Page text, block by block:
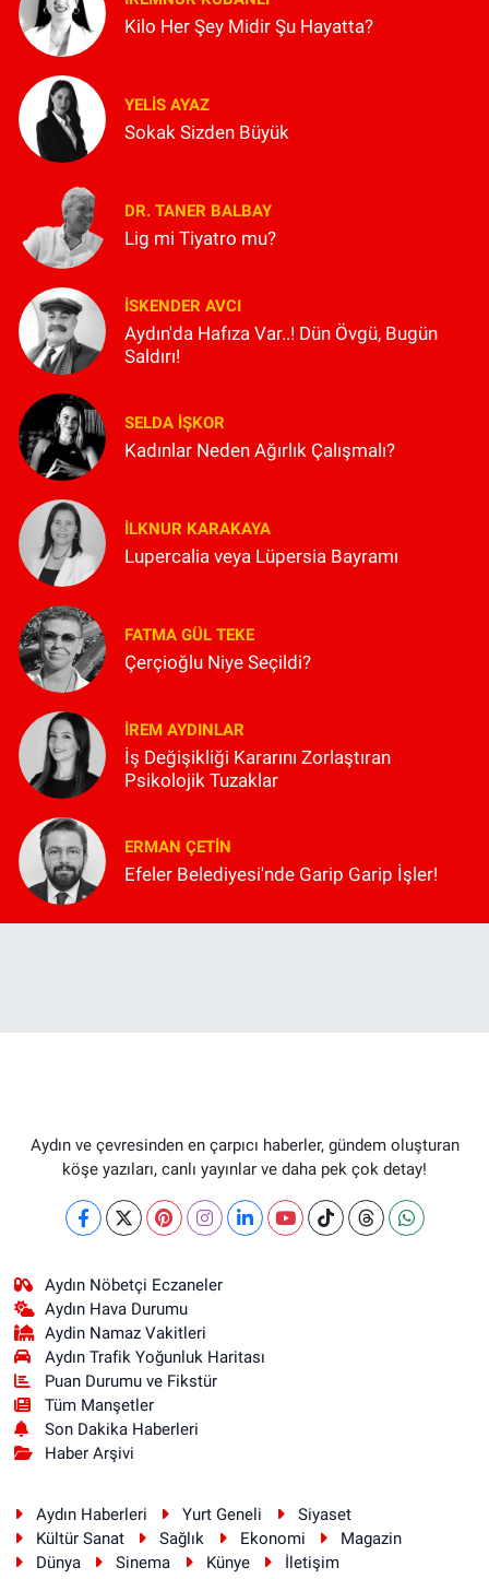
Kilo Her Şey Midir Şu Hayatta?
YELIS AYAZ
Sokak Sizden Büyük
DR. TANER BALBAY
Lig mi Tiyatro mu?
İSKENDER AVCI
Aydın'da Hafıza Var..! Dün Övgü, Bugün
Saldırı!
SELDA İŞKOR
Kadınlar Neden Ağırlık Çalışmalı?
İLKNUR KARAKAYA
Lupercalia veya Lüpersia Bayramı
FATMA GÜL TEKE
Çerçioğlu Niye Seçildi?
İREM AYDINLAR
İş Değişikliği Kararını Zorlaştıran
Psikolojik Tuzaklar
ERMAN ÇETIN
Efeler Belediyesi'nde Garip Garip İşler!
Aydın ve çevresinden en çarpıcı haberler, gündem oluşturan
köşe yazıları, canlı yayınlar ve daha pek çok detay!
Aydın Nöbetçi Eczaneler
Aydın Hava Durumu
Aydin Namaz Vakitleri
Aydın Trafik Yoğunluk Haritası
Puan Durumu ve Fikstür
Tüm Manşetler
Son Dakika Haberleri
Haber Arşivi
Aydın Haberleri Yurt Geneli
Siyaset
Kültür Sanat
Sağlık Ekonomi
Magazin
Dünya
Sinema Künye
İletişim